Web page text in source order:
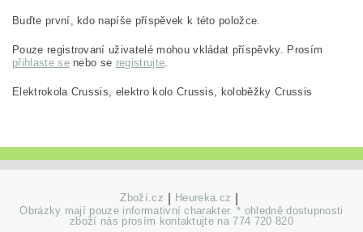
Buďte první, kdo napíše příspěvek k této položce.
Pouze registrovaní uživatelé mohou vkládat příspěvky. Prosím
přihlaste senebo se registrujte
Elektrokola Crussis, elektro kolo Crussis, koloběžky Crussis
Zboží.cz Heureka.cz
Obrázky mají pouze informativní charakter. * ohledně dostupnosti
zboží nás prosím kontaktujte na 774 720 820